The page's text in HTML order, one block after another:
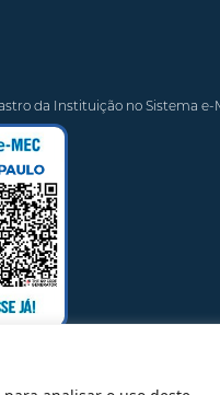
da Instituição no Sistema e-